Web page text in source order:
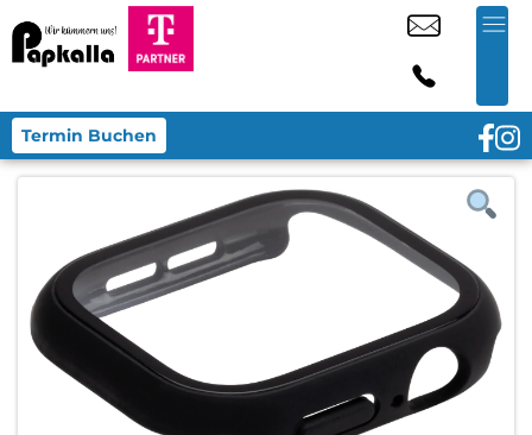
Termin Buchen